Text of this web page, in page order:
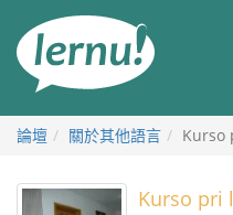
論壇 關於其他語言 Kurso
Kurso pri